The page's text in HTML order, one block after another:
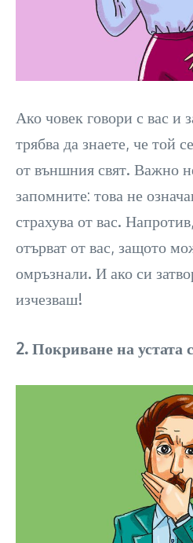
Ако човек говори с вас и
трябва да знаете, че той
от външния свят. Важно
запомните: това не
страхува от вас.
отърват от вас, защото
омръзнали. И ако си
изчезваш!
2. Покриване на устата